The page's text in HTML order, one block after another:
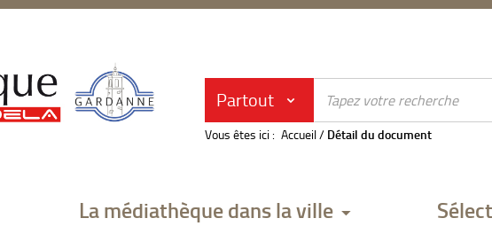
Partout
Vous êtes ici : Accueil/ Détail du document
La médiathèque dans la ville